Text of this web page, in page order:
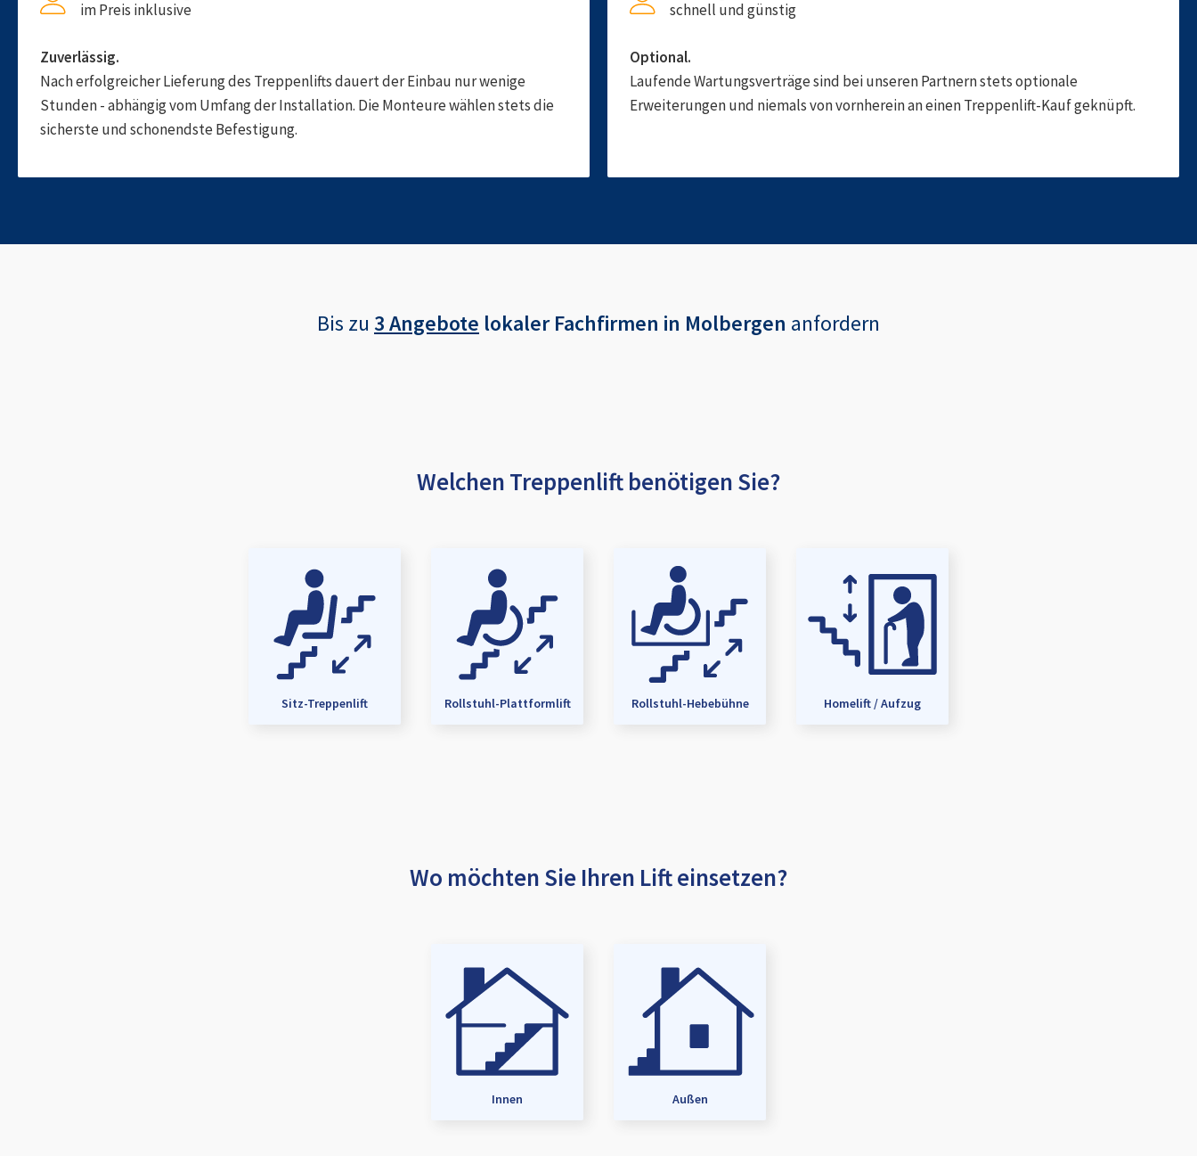
im Preis inklusive
Zuverlässig.
Nach erfolgreicher Lieferung des Treppenlifts dauert der Einbau nur wenige
Stunden - abhängig vom Umfang der Installation. Die Monteure wählen stets die
sicherste und schonendste Befestigung.
schnell und günstig
Optional.
Laufende Wartungsverträge sind bei unseren Partnern stets optionale
Erweiterungen und niemals von vornherein an einen Treppenlift-Kauf geknüpft.
Bis zu 3 Angebote lokaler Fachfirmen in Molbergen anfordern
Welchen Treppenlift benötigen Sie?
Sitz-Treppenlift Rollstuhl-Plattformlift Rollstuhl-Hebebühne Homelift / Aufzug
Wo möchten Sie Ihren Lift einsetzen?
Innen Außen